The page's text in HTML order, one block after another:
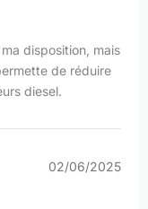
disposition, mais
de réduire
diesel.
02/06/2025